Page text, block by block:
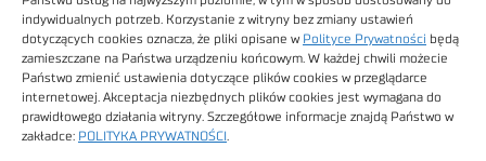
indywidualnych potrzeb. Korzystanie z witryny bez zmiany ustawień
dotyczących cookies oznacza, że pliki opisane w Polityce Prywatności będą
zamieszczane na Państwa urządzeniu końcowym. W każdej chwili możecie
Państwo zmienić ustawienia dotyczące plików cookies w przeglądarce
internetowej. Akceptacja niezbędnych plików cookies jest wymagana do
prawidłowego działania witryny. Szczegółowe informacje znajdą Państwo w
zakładce: POLITYKA PRYWATNOŚCI
Obrazy stockowe
autorstwa